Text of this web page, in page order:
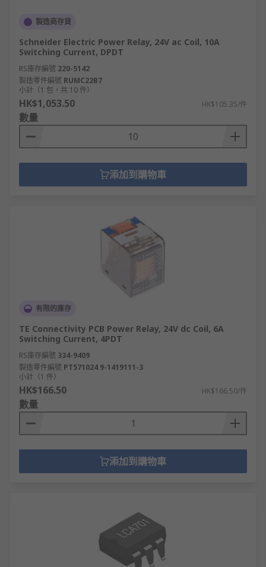
製造商存貨
Schneider Electric Power Relay, 24V ac Coil, 10A
Switching Current, DPDT
RS庫存編號 220-5142
製造零件編號 RUMC22B7
小計（1 包，共 10 件）
HK$1,053.50 HK$105.35/件
數量
添加到購物車
有限的庫存
TE Connectivity PCB Power Relay, 24V dc Coil, 6A
Switching Current, 4PDT
RS庫存編號 334-9409
製造零件編號 PT571024 9-1419111-3
小計（1 件）
HK$166.50 HK$166.50/件
數量
添加到購物車